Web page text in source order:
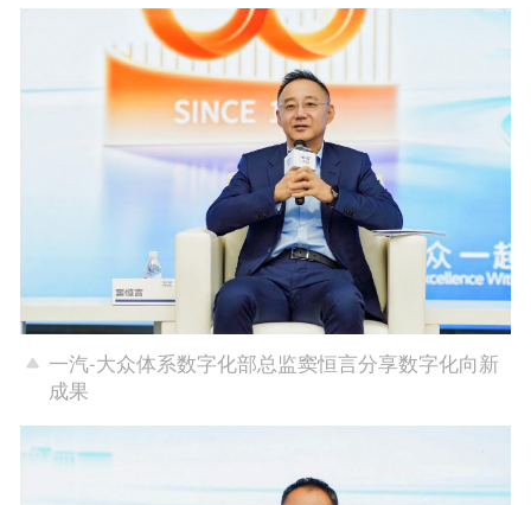
一汽-大众体系数字化部总监窦恒言分享数字化向新
成果